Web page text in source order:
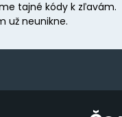
tajné kódy k zľavám.
už neunikne.